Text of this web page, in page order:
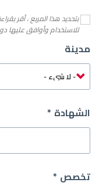
بتحديد هذا المربع ، أقر
للاستخدام وأوافق عليها
Section
right
مدينة
الشهادة
تخصص